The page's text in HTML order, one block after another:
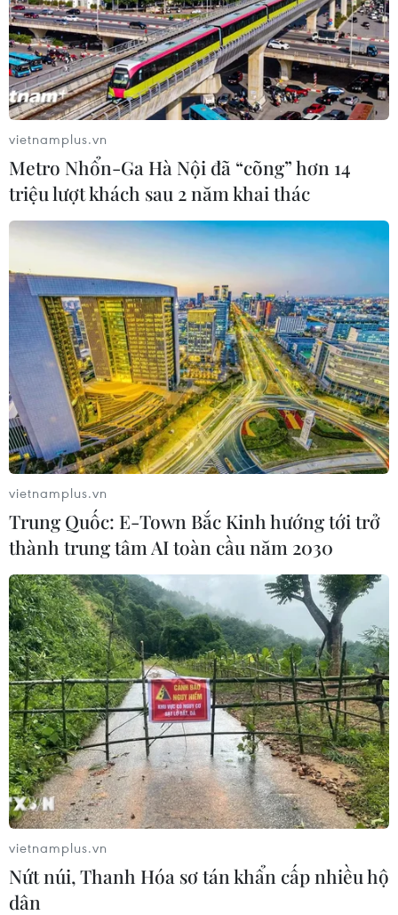
vietnamplus.vn
Metro Nhổn-Ga Hà Nội đã “cõng” hơn 14
triệu lượt khách sau 2 năm khai thác
vietnamplus.vn
Trung Quốc: E-Town Bắc Kinh hướng tới trở
thành trung tâm AI toàn cầu năm 2030
vietnamplus.vn
Nứt núi, Thanh Hóa sơ tán khẩn cấp nhiều hộ
dân